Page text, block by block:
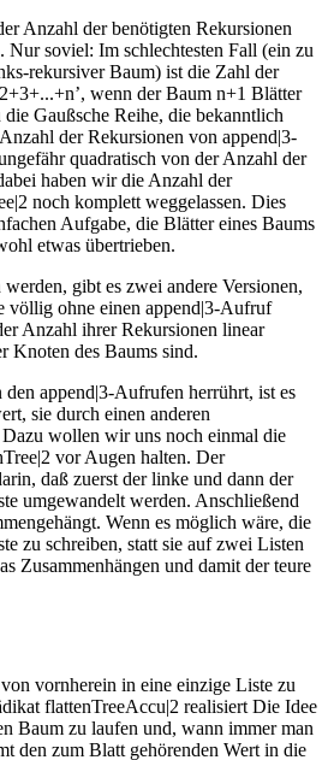
Anzahl der benötigten Rekursionen
soviel: Im schlechtesten Fall (ein zu
rekursiver Baum) ist die Zahl der
wenn der Baum n+1 Blätter
Gaußsche Reihe, die bekanntlich
der Rekursionen von append|3-
quadratisch von der Anzahl der
haben wir die Anzahl der
noch komplett weggelassen. Dies
Aufgabe, die Blätter eines Baums
etwas übertrieben.
gibt es zwei andere Versionen,
völlig ohne einen append|3-Aufruf
Anzahl ihrer Rekursionen linear
Knoten des Baums sind.
append|3-Aufrufen herrührt, ist es
sie durch einen anderen
Dazu wollen wir uns noch einmal die
vor Augen halten. Der
daß zuerst der linke und dann der
umgewandelt werden. Anschließend
Wenn es möglich wäre, die
zu schreiben, statt sie auf zwei Listen
Zusammenhängen und damit der teure
vornherein in eine einzige Liste zu
flattenTreeAccu|2 realisiert Die Idee
Baum zu laufen und, wann immer man
den zum Blatt gehörenden Wert in die